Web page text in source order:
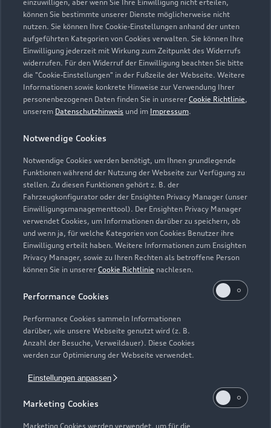
einzuwilligen, aber wenn Sie Ihre Einwilligung nicht erteilen,
können Sie bestimmte unserer Dienste möglicherweise nicht
nutzen. Sie können Ihre Cookie-Einstellungen anhand der unten
aufgeführten Kategorien von Cookies verwalten. Sie können Ihre
Einwilligung jederzeit mit Wirkung zum Zeitpunkt des Widerrufs
widerrufen. Für den Widerruf der Einwilligung beachten Sie bitte
die "Cookie-Einstellungen" in der Fußzeile der Webseite. Weitere
Informationen sowie konkrete Hinweise zur Verwendung Ihrer
personenbezogenen Daten finden Sie in unserer Cookie Richtlinie,
unserem Datenschutzhinweis und im Impressum.
Notwendige Cookies
Notwendige Cookies werden benötigt, um Ihnen grundlegende
Funktionen während der Nutzung der Webseite zur Verfügung zu
stellen. Zu diesen Funktionen gehört z. B. der
Fahrzeugkonfigurator oder der Ensighten Privacy Manager (unser
Einwilligungsmanagementtool). Der Ensighten Privacy Manager
verwendet Cookies, um Informationen darüber zu speichern, ob
und wenn ja, für welche Kategorien von Cookies Benutzer ihre
Einwilligung erteilt haben. Weitere Informationen zum Ensighten
Privacy Manager, sowie zu Ihren Rechten als betroffene Person
können Sie in unserer Cookie Richtlinie nachlesen.
Performance Cookies
Performance Cookies sammeln Informationen
darüber, wie unsere Webseite genutzt wird (z. B.
Anzahl der Besuche, Verweildauer). Diese Cookies
werden zur Optimierung der Webseite verwendet.
Einstellungen anpassen
Marketing Cookies
Marketing Cookies werden verwendet, um für die
Zur Reparatur
Zurück nach oben
Modelle
Elektromodelle
Plug-in-Hybride
Neuwagensuche
Gebrauchtwagensuche
Service & Zubehör
Saisonale Angebote
Audi Services
Garantie
Support
Über Audi
Unternehmen